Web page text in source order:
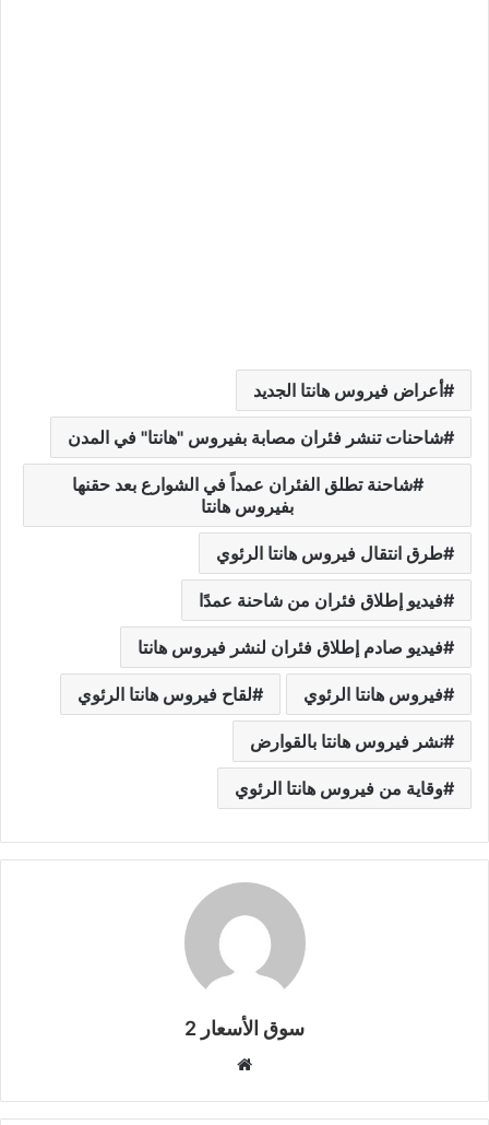
أعراض فيروس هانتا الجديد
شاحنات تنشر فئران مصابة بفيروس "هانتا" في المدن
شاحنة تطلق الفئران عمداً في الشوارع بعد حقنها
بفيروس هانتا
طرق انتقال فيروس هانتا الرئوي
فيديو إطلاق فئران من شاحنة عمدًا
فيديو صادم إطلاق فئران لنشر فيروس هانتا
فيروس هانتا الرئوي لقاح فيروس هانتا الرئوي
نشر فيروس هانتا بالقوارض
وقاية من فيروس هانتا الرئوي
سوق الأسعار 2